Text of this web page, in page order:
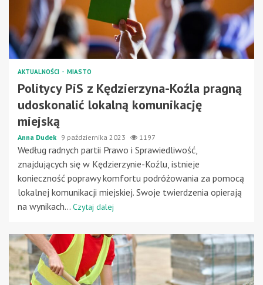
AKTUALNOŚCI MIASTO
Politycy PiS z Kędzierzyna-Koźla pragną
udoskonalić lokalną komunikację
miejską
Anna Dudek 9 października 2023 1197
Według radnych partii Prawo i Sprawiedliwość,
znajdujących się w Kędzierzynie-Koźlu, istnieje
konieczność poprawy komfortu podróżowania za pomocą
lokalnej komunikacji miejskiej. Swoje twierdzenia opierają
na wynikach... Czytaj dalej